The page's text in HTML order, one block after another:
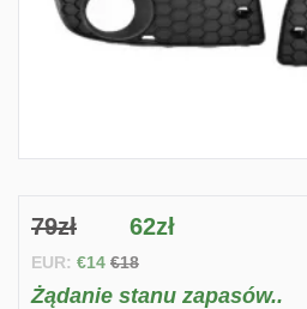
79zł 62zł
EUR: €14 €18
Żądanie stanu zapasów..